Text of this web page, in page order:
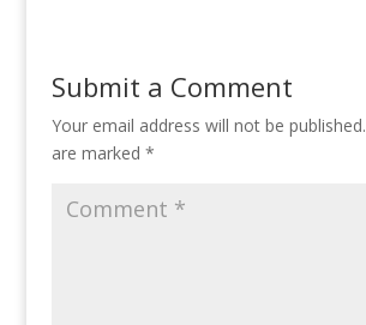
Submit a Comment
Your email address will not be published.
are marked *